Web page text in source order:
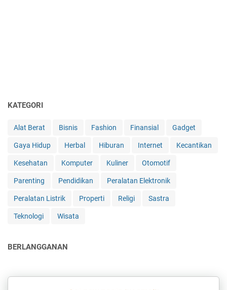
KATEGORI
Alat Berat Bisnis Fashion Finansial Gadget
Gaya Hidup Herbal Hiburan Internet Kecantikan
Kesehatan Komputer Kuliner Otomotif
Parenting Pendidikan Peralatan Elektronik
Peralatan Listrik Properti Religi Sastra
Teknologi Wisata
BERLANGGANAN